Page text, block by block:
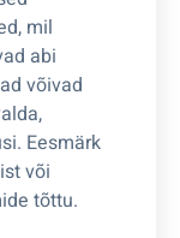
mil
abi
võivad
Eesmärk
või
tõttu.